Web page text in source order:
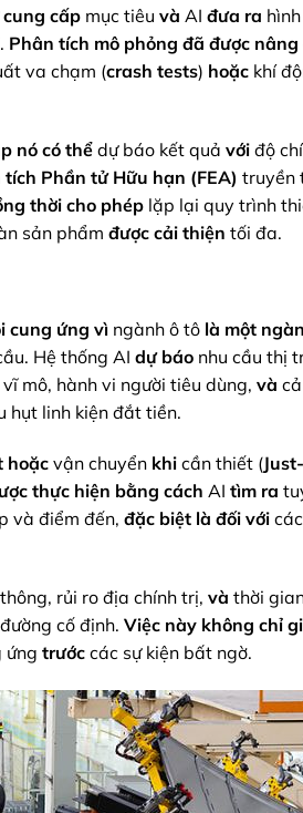
cung cấp mục tiêu và AI đưa ra
. Phân tích mô phỏng đã được nâng
va chạm (crash tests) hoặc khí
nó có thể dự báo kết quả với độ
tích Phần tử Hữu hạn (FEA) truyền
thờicho phép lặp lại quy trình
sản phẩm được cải thiện tối đa.
cung ứng vì ngành ô tô là một
Hệ thống AI dự báo nhu cầu thị
mô, hành vi người tiêu dùng, và
hụt linh kiện đắt tiền.
hoặc vận chuyển khi cần thiết (
thực hiện bằng cách AI tìm ra
và điểm đến, đặc biệt là đối với
rủi ro địa chính trị, và thời
cố định. Việc này không chỉ
ứng trước các sự kiện bất ngờ.